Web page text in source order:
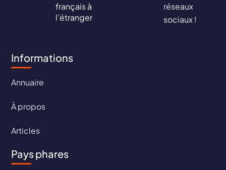
français à
l’étranger
réseaux
sociaux !
Informations
Annuaire
À propos
Articles
Pays phares